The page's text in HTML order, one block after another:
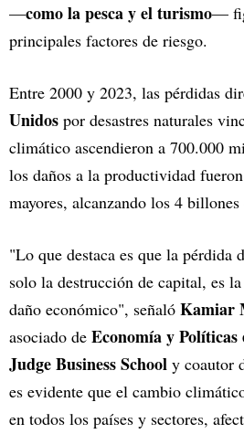
—como la pesca y el turismo—
principales factores de riesgo.
Entre 2000 y 2023, las pérdidas
Unidos por desastres naturales
climático ascendieron a 700.000
los daños a la productividad
mayores, alcanzando los 4 billones
"Lo que destaca es que la pérdida
solo la destrucción de capital, es
daño económico", señaló Kamiar
asociado de Economía y
Judge Business School y coautor
es evidente que el cambio
en todos los países y sectores,